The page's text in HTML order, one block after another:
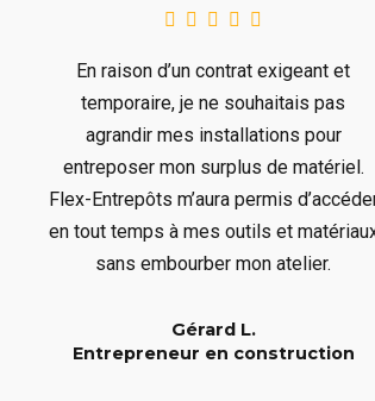
En raison d’un contrat exigeant et
temporaire, je ne souhaitais pas
agrandir mes installations pour
entreposer mon surplus de matériel.
Flex-Entrepôts m’aura permis
en tout temps à mes outils et
sans embourber mon atelier.
Gérard L.
Entrepreneur en construction